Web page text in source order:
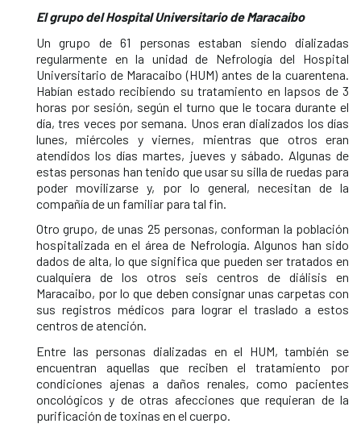
El grupo del Hospital Universitario de Maracaibo
Un grupo de 61 personas estaban siendo dializadas
regularmente en la unidad de Nefrología del Hospital
Universitario de Maracaibo (HUM) antes de la cuarentena.
Habían estado recibiendo su tratamiento en lapsos de 3
horas por sesión, según el turno que le tocara durante el
día, tres veces por semana. Unos eran dializados los días
lunes, miércoles y viernes, mientras que otros eran
atendidos los días martes, jueves y sábado. Algunas de
estas personas han tenido que usar su silla de ruedas para
poder movilizarse y, por lo general, necesitan de la
compañía de un familiar para tal fin.
Otro grupo, de unas 25 personas, conforman la población
hospitalizada en el área de Nefrología. Algunos han sido
dados de alta, lo que significa que pueden ser tratados en
cualquiera de los otros seis centros de diálisis en
Maracaibo, por lo que deben consignar unas carpetas con
sus registros médicos para lograr el traslado a estos
centros de atención.
Entre las personas dializadas en el HUM, también se
encuentran aquellas que reciben el tratamiento por
condiciones ajenas a daños renales, como pacientes
oncológicos y de otras afecciones que requieran de la
purificación de toxinas en el cuerpo.